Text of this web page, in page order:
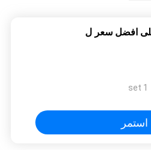
افضل سعر ل
1 set
استمر